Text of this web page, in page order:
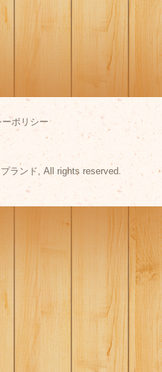
ポリシー
ランド, All rights reserved.